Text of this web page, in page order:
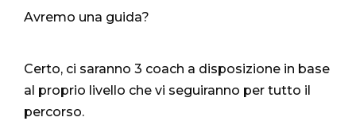
Avremo una guida?
Certo, ci saranno 3 coach a disposizione in base
al proprio livello che vi seguiranno per tutto il
percorso.